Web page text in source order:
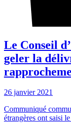
Le Conseil
geler la
26 janvier 2021
Communiqué
étrangères ont saisi